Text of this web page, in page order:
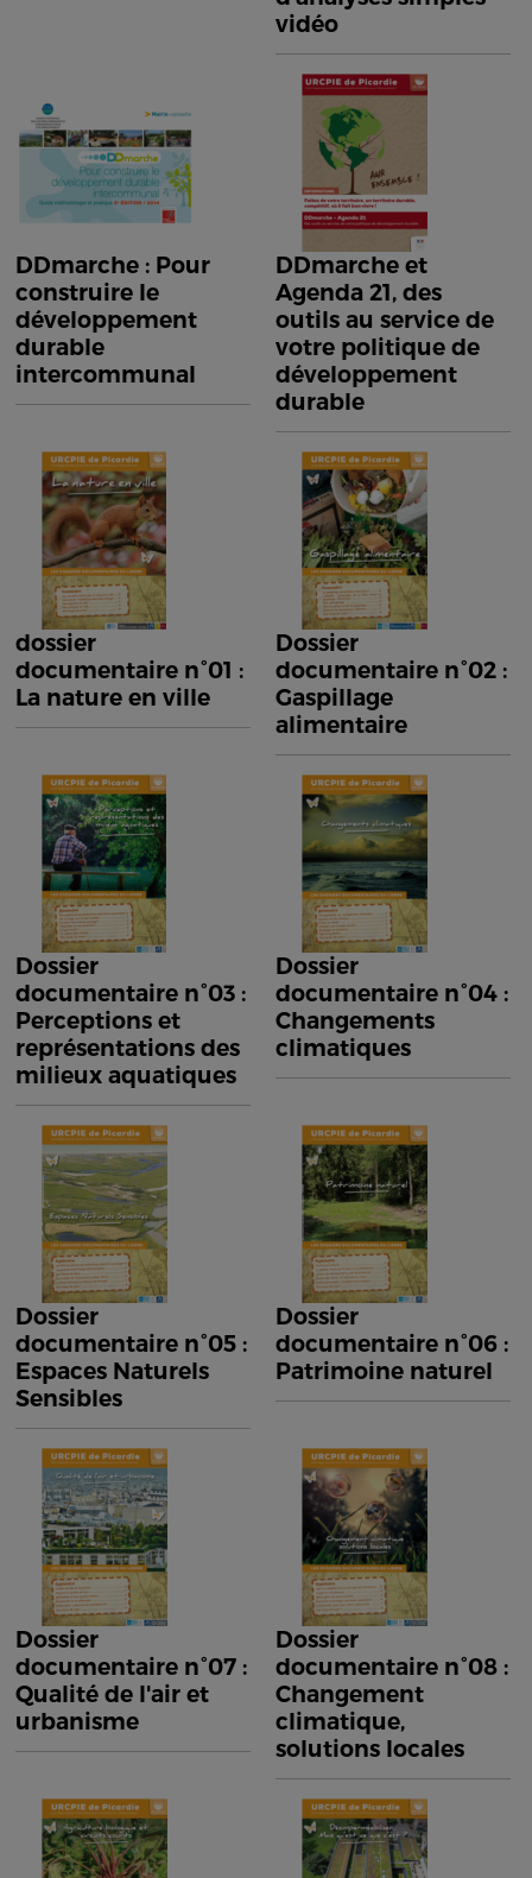
vidéo
DDmarche : Pour
construire le
développement
durable
intercommunal
DDmarche et
Agenda 21, des
outils au service de
votre politique de
développement
durable
dossier
documentaire n°01 :
La nature en ville
Dossier
documentaire n°02 :
Gaspillage
alimentaire
Dossier
documentaire n°03 :
Perceptions et
représentations des
milieux aquatiques
Dossier
documentaire n°04 :
Changements
climatiques
Dossier
documentaire n°05 :
Espaces Naturels
Sensibles
Dossier
documentaire n°06 :
Patrimoine naturel
Dossier
documentaire n°07 :
Qualité de l'air et
urbanisme
Dossier
documentaire n°08 :
Changement
climatique,
solutions locales